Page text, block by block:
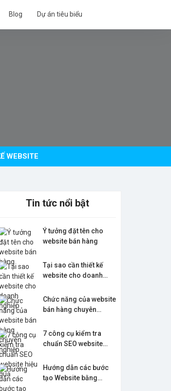
Blog Dự án tiêu biểu
WEBSITE
Tin tức nổi bật
Ý tưởng đặt tên cho
website bán hàng
Tại sao cần thiết kế
website cho doanh
Chức năng của website
bán hàng chuyên
7 công cụ kiểm tra
chuẩn SEO website
Hướng dẫn các bước
tạo Website bằng